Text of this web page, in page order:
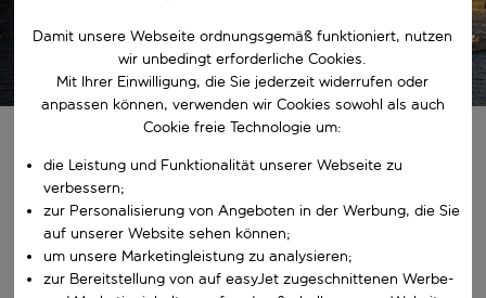
Beginne mit der Eingabe für die automatische
Ab
Nach
Damit unsere Webseite ordnungsgemäß funktioniert, nutzen
wir unbedingt erforderliche Cookies.
Mit Ihrer Einwilligung, die Sie jederzeit widerrufen oder
anpassen können, verwenden wir Cookies sowohl als auch
Cookie freie Technologie um:
die Leistung und Funktionalität unserer Webseite zu
verbessern;
zur Personalisierung von Angeboten in der Werbung, die Sie
auf unserer Website sehen können;
um unsere Marketingleistung zu analysieren;
zur Bereitstellung von auf easyJet zugeschnittenen Werbe-